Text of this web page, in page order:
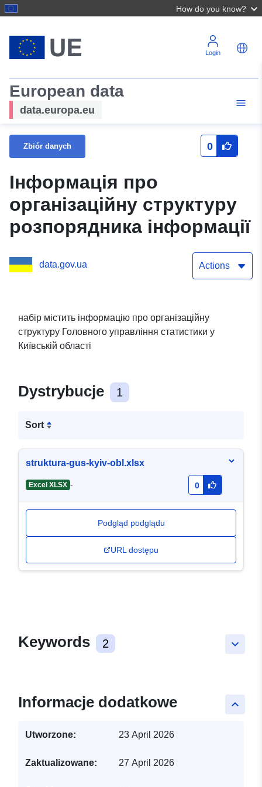
How do you know?
Login
European data
data.europa.eu
Zbiór danych 0
Інформація про
організаційну структуру
розпорядника інформації
data.gov.ua Actions
набір містить інформацію про організаційну
структуру Головного управління статистики у
Київській області
Dystrybucje 1
Sort
struktura-gus-kyiv-obl.xlsx
Excel XLSX - 0
Podgląd podglądu
URL dostępu
keyboard_arrow_down
Keywords 2
keyboard_arrow_up
Informacje dodatkowe
Utworzone: 23 April 2026
Zaktualizowane: 27 April 2026